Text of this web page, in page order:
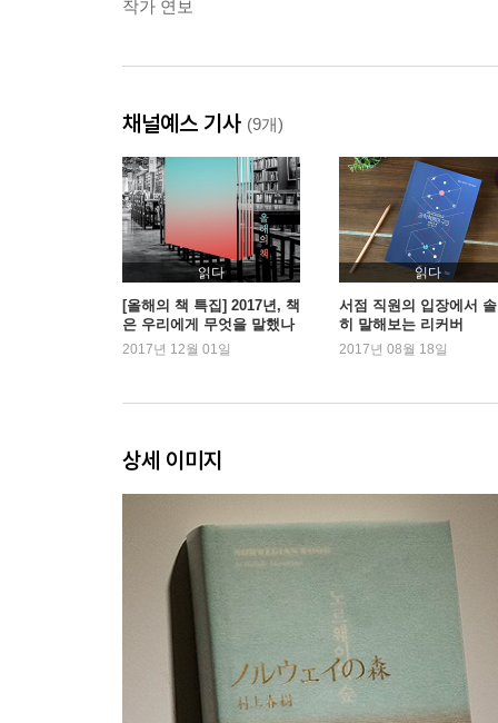
작가 연보
채널예스 기사 (9개)
읽다
[올해의 책 특집] 2017년, 책
은 우리에게 무엇을 말했나
2017년 12월 01일
읽다
서점 직원의 입장에서
히 말해보는 리커버
2017년 08월 18일
상세 이미지